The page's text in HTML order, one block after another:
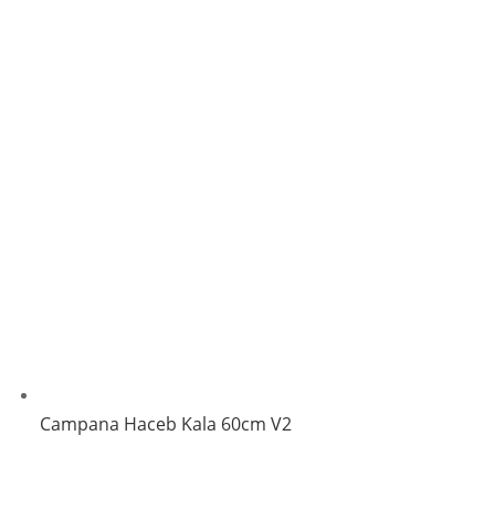
Campana Haceb Kala 60cm V2